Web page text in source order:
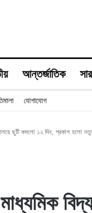
আন্তর্জাতিক
যোগাযোগ
ছুটি কমলো ১২ দিন, প্রকাশ হলো নতুন
মাধ্যমিক